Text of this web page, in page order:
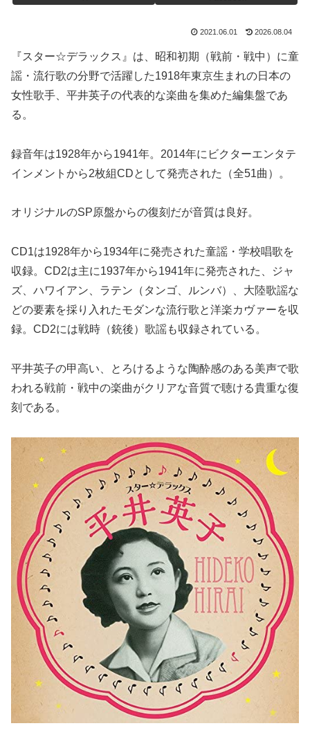
2021.06.01 2026.08.04
『スター☆デラックス』は、昭和初期（戦前・戦中）に童
謡・流行歌の分野で活躍した1918年東京生まれの日本の
女性歌手、平井英子の代表的な楽曲を集めた編集盤であ
る。
録音年は1928年から1941年。2014年にビクターエンタテ
インメントから2枚組CDとして発売された（全51曲）。
オリジナルのSP原盤からの復刻だが音質は良好。
CD1は1928年から1934年に発売された童謡・学校唱歌を
収録。CD2は主に1937年から1941年に発売された、ジャ
ズ、ハワイアン、ラテン（タンゴ、ルンバ）、大陸歌謡な
どの要素を採り入れたモダンな流行歌と洋楽カヴァーを収
録。CD2には戦時（銃後）歌謡も収録されている。
平井英子の甲高い、とろけるような陶酔感のある美声で歌
われる戦前・戦中の楽曲がクリアな音質で聴ける貴重な復
刻である。